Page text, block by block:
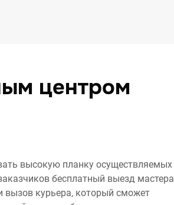
центром
высокую планку осуществляемых
бесплатный выезд мастера
вызов курьера, который сможет